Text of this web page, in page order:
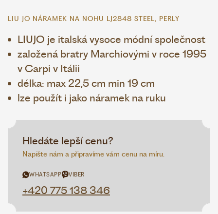
LIU JO NÁRAMEK NA NOHU LJ2848 STEEL, PERLY
LIUJO je italská vysoce módní společnost
založená bratry Marchiovými v roce 1995
v Carpi v Itálii
délka: max 22,5 cm min 19 cm
lze použít i jako náramek na ruku
Hledáte lepší cenu?
Napište nám a připravíme vám cenu na míru.
WHATSAPP VIBER
+420 775 138 346